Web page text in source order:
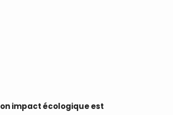
impact écologique est